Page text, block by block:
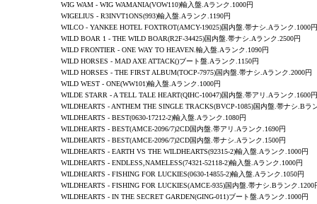
WIG WAM - WIG WAMANIA(VOW110)輸入盤.Aランク.1000円
WIGELIUS - R3INVT1ONS(993)輸入盤.Aランク.1190円
WILCO - YANKEE HOTEL FOXTROT(AMCY-19025)国内盤.帯ナシ.Aランク.1000円
WILD BOAR 1 - THE WILD BOAR(R2F-34425)国内盤.帯ナシ.Aランク.2500円
WILD FRONTIER - ONE WAY TO HEAVEN .輸入盤.Aランク.1090円
WILD HORSES - MAD AXE ATTACK()ブート盤.Aランク.1150円
WILD HORSES - THE FIRST ALBUM(TOCP-7975)国内盤.帯ナシ.Aランク.2000円
WILD WEST - ONE(WW101)輸入盤.Aランク.1000円
WILDE STARR - A TELL TALE HEART(QIHC-10047)国内盤.帯アリ.Aランク.1600円
WILDHEARTS - ANTHEM THE SINGLE TRACKS(BVCP-1085)国内盤.帯ナシ.Bラ
WILDHEARTS - BEST(0630-17212-2)輸入盤.Aランク.1080円
WILDHEARTS - BEST(AMCE-2096/7)2CD国内盤.帯アリ.Aランク.1690円
WILDHEARTS - BEST(AMCE-2096/7)2CD国内盤.帯ナシ.Aランク.1500円
WILDHEARTS - EARTH VS THE WILDHEARTS(92315-2)輸入盤.Aランク.1000円
WILDHEARTS - ENDLESS,NAMELESS(74321-52118-2)輸入盤.Aランク.1000円
WILDHEARTS - FISHING FOR LUCKIES(0630-14855-2)輸入盤.Aランク.1050円
WILDHEARTS - FISHING FOR LUCKIES(AMCE-935)国内盤.帯ナシ.Bランク.1200
WILDHEARTS - IN THE SECRET GARDEN(GING-011)ブート盤.Aランク.1000円